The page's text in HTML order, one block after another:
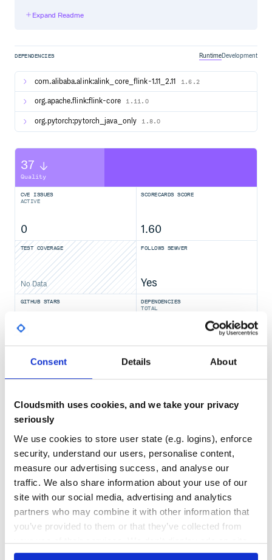
Consent Details About
Cloudsmith uses cookies, and we take your privacy
seriously
We use cookies to store user state (e.g. logins), enforce
security, understand our users, personalise content,
measure our advertising success, and analyse our
traffic. We also share information about your use of our
site with our social media, advertising and analytics
partners who may combine it with other information that
you’ve provided to them or that they’ve collected from
your use of their services. We don't display ads on-site.
http://alinklab.cn/tutorial/book_python_00_reference.html
Alink教程(Python版)代码的运行攻略
http://alinklab.cn/tutorial/book_python_00_code_help.html
开源算法列表
PyAlink 使用截图
PyAlink 使用介绍
使用前准备：
PyAlink 根据 Alink 所支持的 Flink 版本提供不同的
Python 包： 其中， pyalink
新 Flink 版本，当前为 1.13，而
版本的 Flink 版本，当前提供
pyalink-flink-1.12
pyalink-flink-1.11 , pyalink-flink-1.10 和
pyalink-flink-1.9
####安装步骤：
确保使用环境中有Python3，版本限于 3.6，3.7 和
3.8。
使用 pip 命令进行安装： pip install pyalink 、
pip install pyalink-flink-1.12
pip install pyalink-flink-1.10 或者
pip install pyalink-flink-1.9 。
安装注意事项：
pyalink 和 pyalink-flink-*** 不能同时安装，也不能
与旧版本同时安装。 如果之前安装过 pyalink 或者
pyalink-flink-*** ，请使用 pip uninstall pyalink
或者
本。
Expand Readme
DEPENDENCIES RuntimeDevelopment
com.alibaba.alink:alink_core_flink-1.11_2.11 1.6.2
org.apache.flink:flink-core 1.11.0
org.pytorch:pytorch_java_only 1.8.0
37
Quality
CVE ISSUES
ACTIVE
0
SCORECARDS SCORE
1.60
TEST COVERAGE
No Data
FOLLOWS SEMVER
Yes
GITHUB STARS
3,604
DEPENDENCIES
TOTAL
OUTDATED
DEPRECATED
THREAT MODELLING
No
REPO AUDITS
No
36
Maintenance
60
Docs